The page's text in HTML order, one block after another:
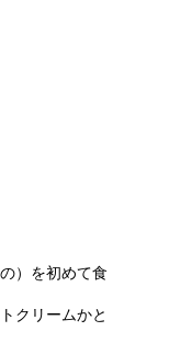
）を初めて食
クリームかと